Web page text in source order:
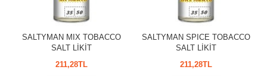
SALTYMAN MIX TOBACCO
SALT LİKİT
211,28TL
SALTYMAN SPICE TOBACCO
SALT LİKİT
211,28TL